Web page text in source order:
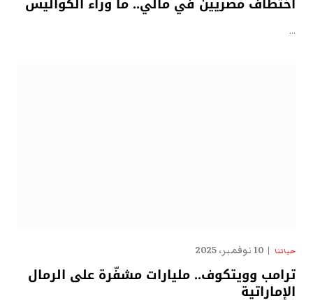
…
حياتنا 10 نوفمبر، 2025
ترامب وويتكوف.. مليارات مشفّرة على الرمال
الإماراتية